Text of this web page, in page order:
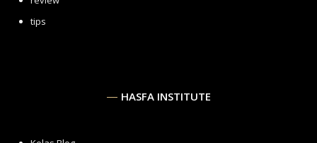
tips
HASFA INSTITUTE